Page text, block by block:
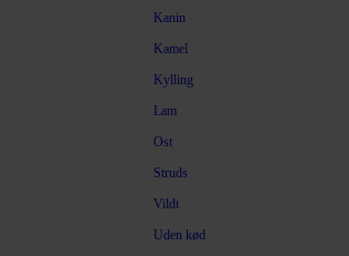
Kanin
Kamel
Kylling
Lam
Ost
Struds
Vildt
Uden kød